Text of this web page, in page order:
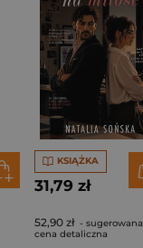
KSIĄŻKA
31,79 zł
52,90 zł - sugerowana
cena detaliczna